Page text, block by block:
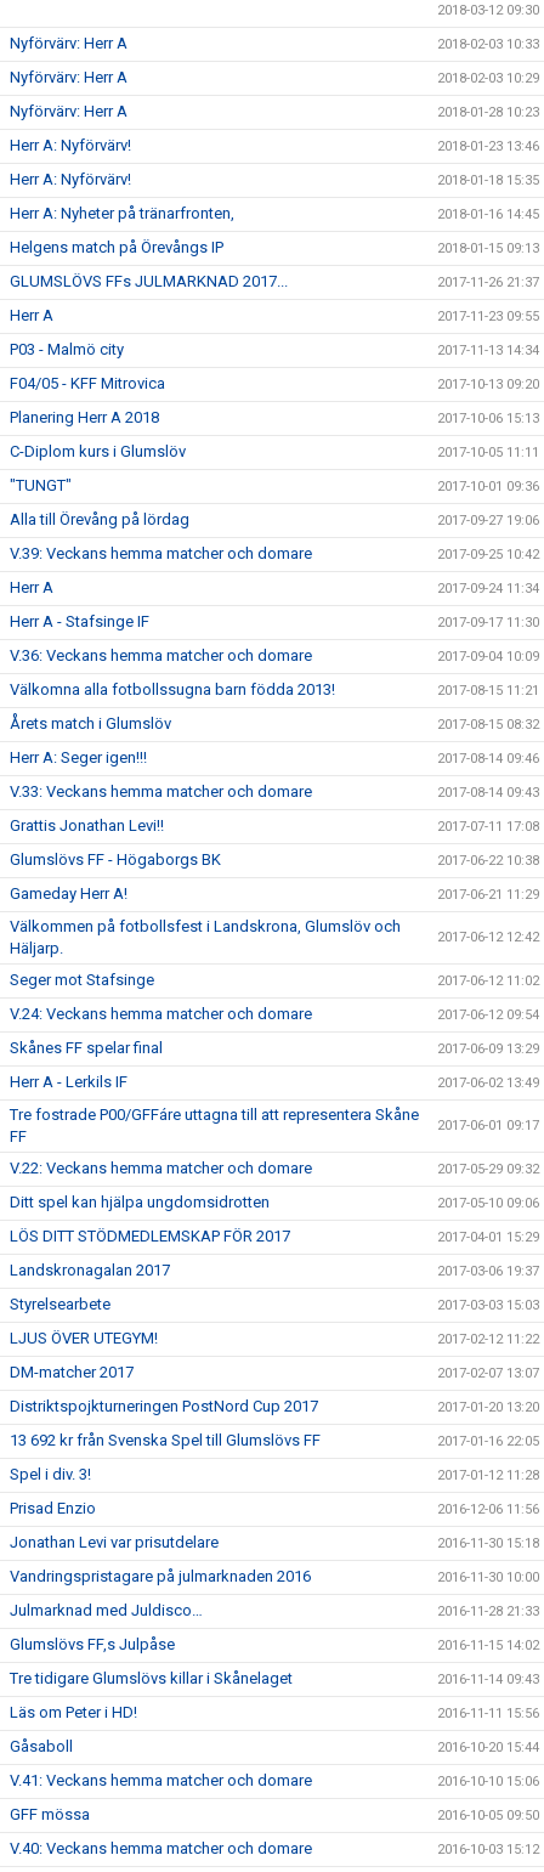
2018-03-12 09:30
Nyförvärv: Herr A 2018-02-03 10:33
Nyförvärv: Herr A 2018-02-03 10:29
Nyförvärv: Herr A 2018-01-28 10:23
Herr A: Nyförvärv! 2018-01-23 13:46
Herr A: Nyförvärv! 2018-01-18 15:35
Herr A: Nyheter på tränarfronten, 2018-01-16 14:45
Helgens match på Örevångs IP 2018-01-15 09:13
GLUMSLÖVS FFs JULMARKNAD 2017... 2017-11-26 21:37
Herr A 2017-11-23 09:55
P03 - Malmö city 2017-11-13 14:34
F04/05 - KFF Mitrovica 2017-10-13 09:20
Planering Herr A 2018 2017-10-06 15:13
C-Diplom kurs i Glumslöv 2017-10-05 11:11
"TUNGT" 2017-10-01 09:36
Alla till Örevång på lördag 2017-09-27 19:06
V.39: Veckans hemma matcher och domare 2017-09-25 10:42
Herr A 2017-09-24 11:34
Herr A - Stafsinge IF 2017-09-17 11:30
V.36: Veckans hemma matcher och domare 2017-09-04 10:09
Välkomna alla fotbollssugna barn födda 2013! 2017-08-15 11:21
Årets match i Glumslöv 2017-08-15 08:32
Herr A: Seger igen!!! 2017-08-14 09:46
V.33: Veckans hemma matcher och domare 2017-08-14 09:43
Grattis Jonathan Levi!! 2017-07-11 17:08
Glumslövs FF - Högaborgs BK 2017-06-22 10:38
Gameday Herr A! 2017-06-21 11:29
Välkommen på fotbollsfest i Landskrona, Glumslöv och
Häljarp.
2017-06-12 12:42
Seger mot Stafsinge 2017-06-12 11:02
V.24: Veckans hemma matcher och domare 2017-06-12 09:54
Skånes FF spelar final 2017-06-09 13:29
Herr A - Lerkils IF 2017-06-02 13:49
Tre fostrade P00/GFFáre uttagna till att representera Skåne
FF
2017-06-01 09:17
V.22: Veckans hemma matcher och domare 2017-05-29 09:32
Ditt spel kan hjälpa ungdomsidrotten 2017-05-10 09:06
LÖS DITT STÖDMEDLEMSKAP FÖR 2017 2017-04-01 15:29
Landskronagalan 2017 2017-03-06 19:37
Styrelsearbete 2017-03-03 15:03
LJUS ÖVER UTEGYM! 2017-02-12 11:22
DM-matcher 2017 2017-02-07 13:07
Distriktspojkturneringen PostNord Cup 2017 2017-01-20 13:20
13 692 kr från Svenska Spel till Glumslövs FF 2017-01-16 22:05
Spel i div. 3! 2017-01-12 11:28
Prisad Enzio 2016-12-06 11:56
Jonathan Levi var prisutdelare 2016-11-30 15:18
Vandringspristagare på julmarknaden 2016 2016-11-30 10:00
Julmarknad med Juldisco… 2016-11-28 21:33
Glumslövs FF,s Julpåse 2016-11-15 14:02
Tre tidigare Glumslövs killar i Skånelaget 2016-11-14 09:43
Läs om Peter i HD! 2016-11-11 15:56
Gåsaboll 2016-10-20 15:44
V.41: Veckans hemma matcher och domare 2016-10-10 15:06
GFF mössa 2016-10-05 09:50
V.40: Veckans hemma matcher och domare 2016-10-03 15:12